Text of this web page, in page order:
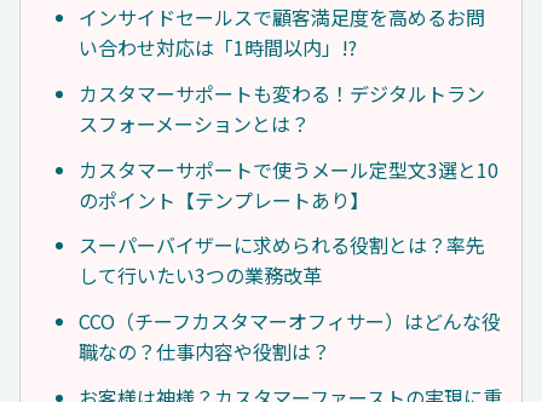
インサイドセールスで顧客満足度を高めるお問
い合わせ対応は「1時間以内」!?
カスタマーサポートも変わる！デジタルトラン
スフォーメーションとは？
カスタマーサポートで使うメール定型文3選と10
のポイント【テンプレートあり】
スーパーバイザーに求められる役割とは？率先
して行いたい3つの業務改革
CCO（チーフカスタマーオフィサー）はどんな役
職なの？仕事内容や役割は？